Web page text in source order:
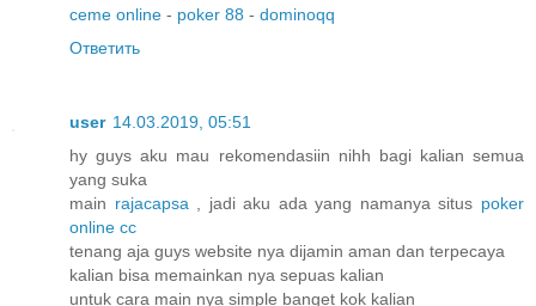
ceme online - poker 88 - dominoqq
Ответить
user 14.03.2019, 05:51
hy guys aku mau rekomendasiin nihh bagi kalian semua
yang suka
main rajacapsa , jadi aku ada yang namanya situs poker
online cc
tenang aja guys website nya dijamin aman dan terpecaya
kalian bisa memainkan nya sepuas kalian
untuk cara main nya simple banget kok kalian